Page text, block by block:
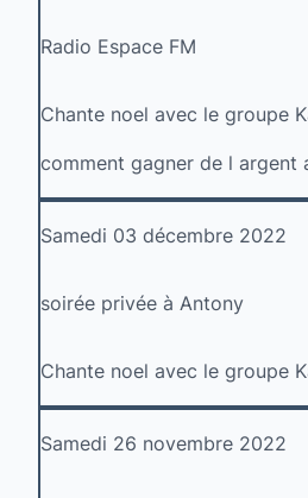
Radio Espace FM
Chante noel avec le groupe
comment gagner de l argent
Samedi 03 décembre 2022
soirée privée à Antony
Chante noel avec le groupe
Samedi 26 novembre 2022